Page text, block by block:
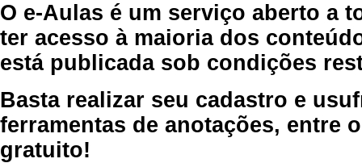
O e-Aulas é um serviço aberto a
ter acesso à maioria dos
está publicada sob condições
Basta realizar seu cadastro e
ferramentas de anotações, entre
gratuito!